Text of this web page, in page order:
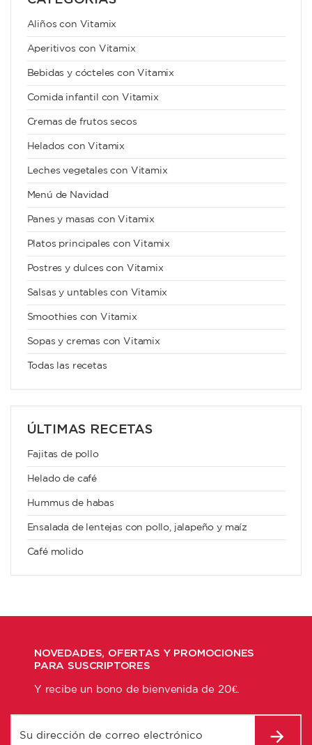
Aliños con Vitamix
Aperitivos con Vitamix
Bebidas y cócteles con Vitamix
Comida infantil con Vitamix
Cremas de frutos secos
Helados con Vitamix
Leches vegetales con Vitamix
Menú de Navidad
Panes y masas con Vitamix
Platos principales con Vitamix
Postres y dulces con Vitamix
Salsas y untables con Vitamix
Smoothies con Vitamix
Sopas y cremas con Vitamix
Todas las recetas
ÚLTIMAS RECETAS
Fajitas de pollo
Helado de café
Hummus de habas
Ensalada de lentejas con pollo, jalapeño y maíz
Café molido
NOVEDADES, OFERTAS Y PROMOCIONES
PARA SUSCRIPTORES
Y recibe un bono de bienvenida de 20€.